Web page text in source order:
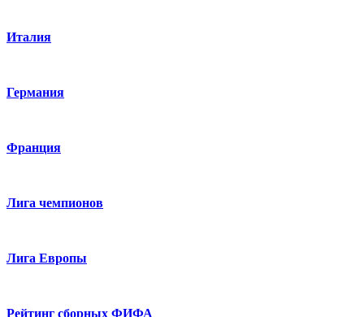
Италия
Германия
Франция
Лига чемпионов
Лига Европы
Рейтинг сборных ФИФА